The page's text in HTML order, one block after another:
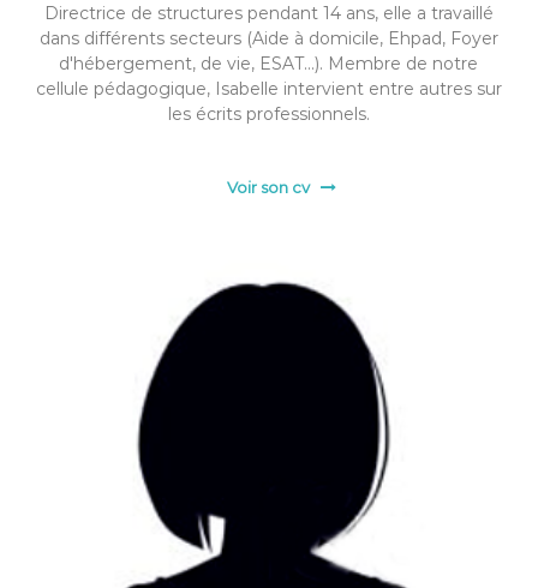
Directrice de structures pendant 14 ans, elle a travaillé
dans différents secteurs (Aide à domicile, Ehpad, Foyer
d'hébergement, de vie, ESAT...). Membre de notre
cellule pédagogique, Isabelle intervient entre autres sur
les écrits professionnels.
Voir son cv